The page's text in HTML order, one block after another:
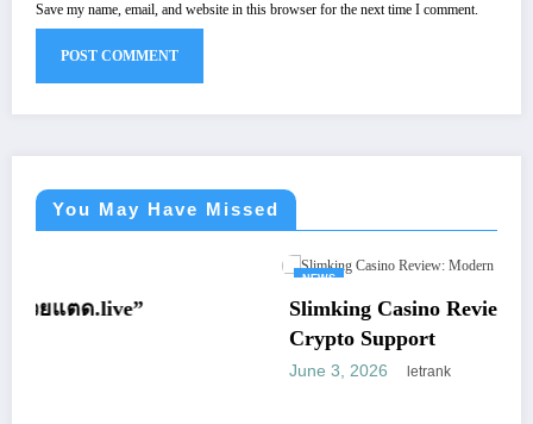
Save my name, email, and website in this browser for the next time I comment.
You May Have Missed
Slimking Casino Review: Modern Gaming
letrank